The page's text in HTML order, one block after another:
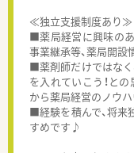
≪独立支援制度あり≫
■薬局経営に興味のあ
事業継承等、薬局開設
■薬剤師だけではなく
を入れていこう！と
から薬局経営のノウハ
■経験を積んで、将来
すめです♪